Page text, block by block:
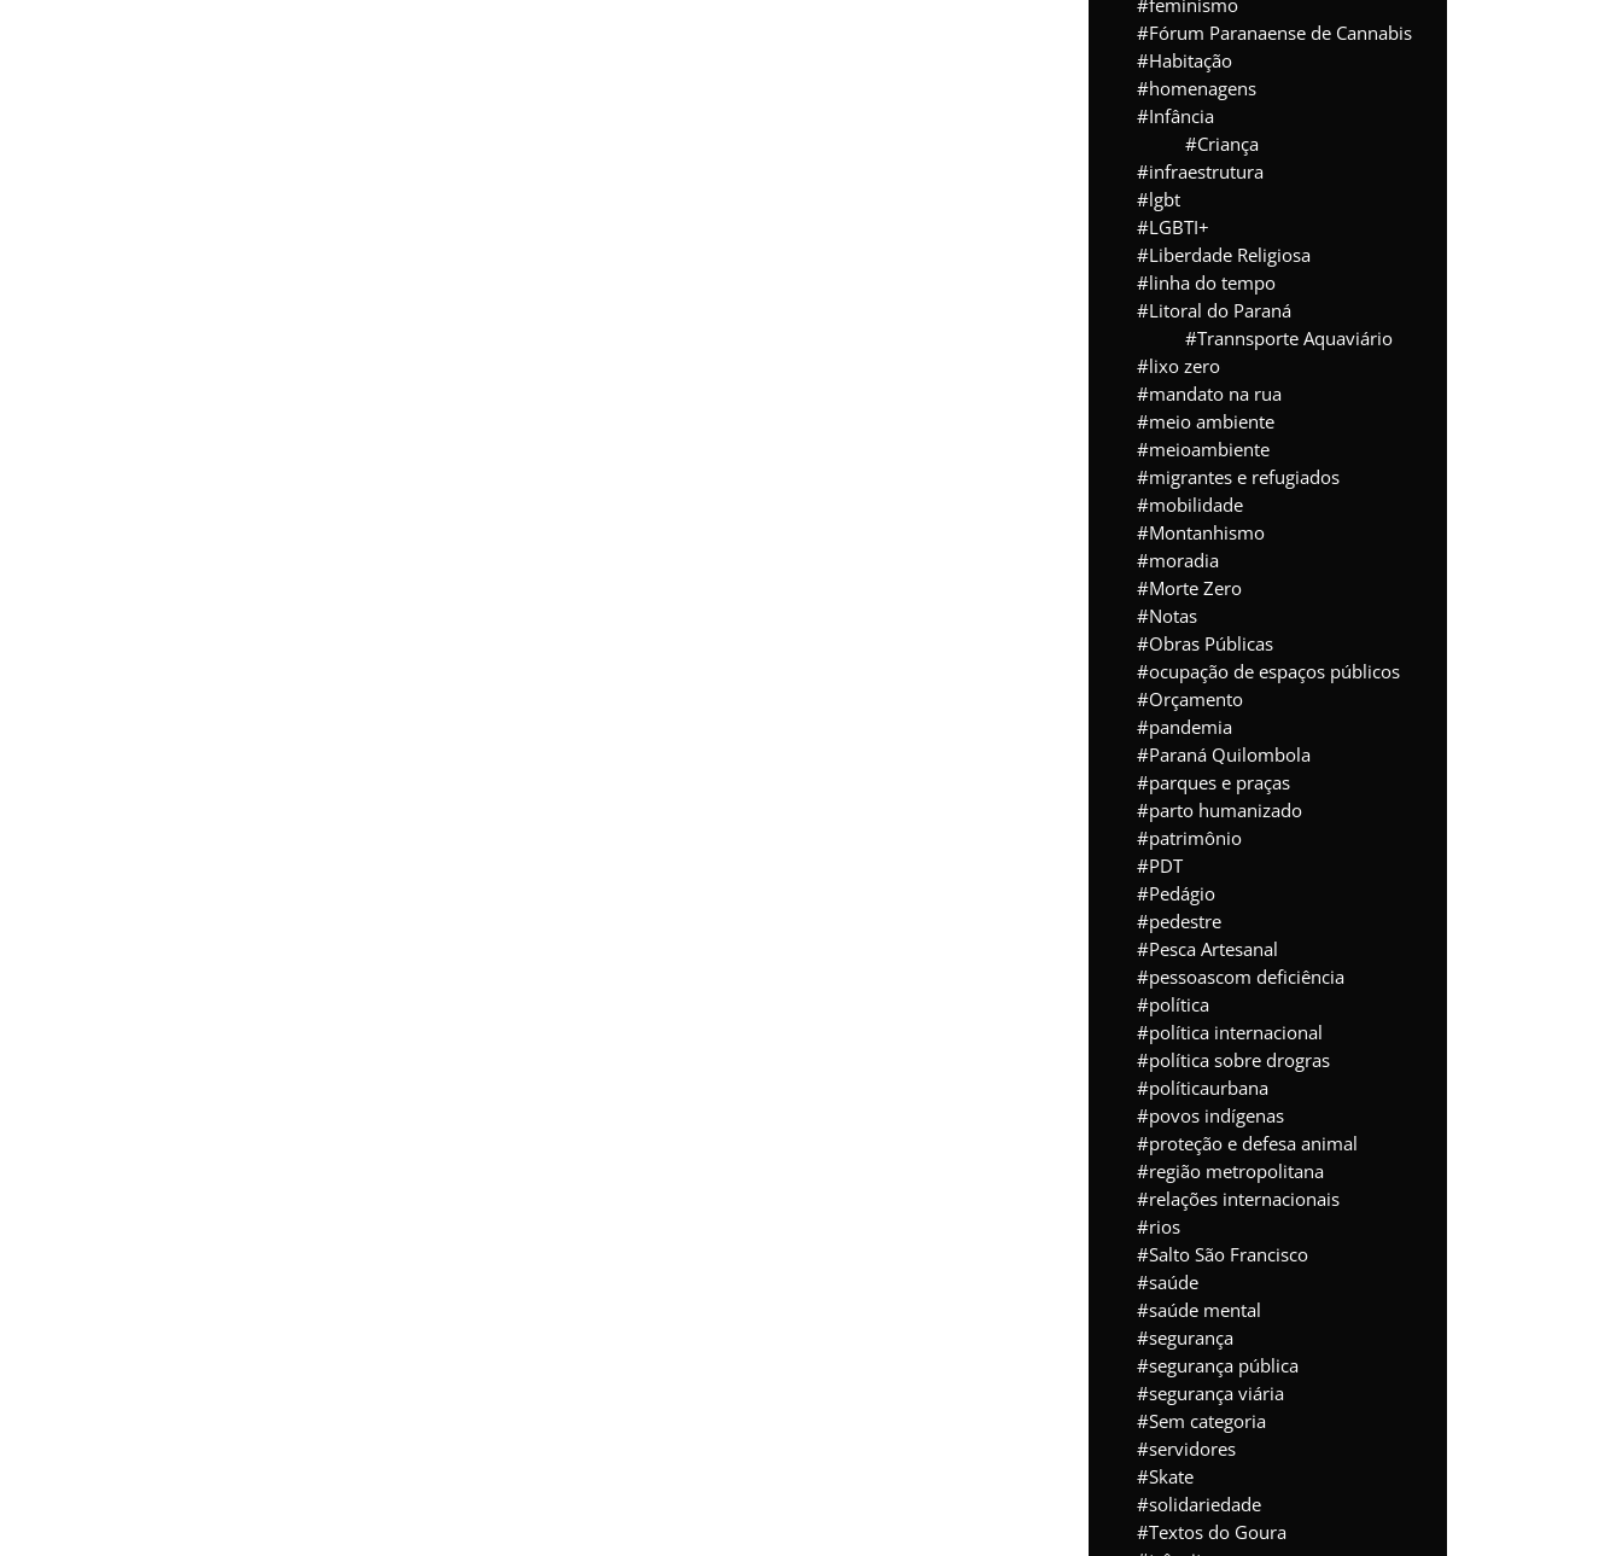
Fórum Paranaense de Cannabis
Habitação
homenagens
Infância
Criança
infraestrutura
lgbt
LGBTI+
Liberdade Religiosa
linha do tempo
Litoral do Paraná
Trannsporte Aquaviário
lixo zero
mandato na rua
meio ambiente
meioambiente
migrantes e refugiados
mobilidade
Montanhismo
moradia
Morte Zero
Notas
Obras Públicas
ocupação de espaços públicos
Orçamento
pandemia
Paraná Quilombola
parques e praças
parto humanizado
patrimônio
PDT
Pedágio
pedestre
Pesca Artesanal
pessoascom deficiência
política
política internacional
política sobre drogras
políticaurbana
povos indígenas
proteção e defesa animal
região metropolitana
relações internacionais
rios
Salto São Francisco
saúde
saúde mental
segurança
segurança pública
segurança viária
Sem categoria
servidores
Skate
solidariedade
Textos do Goura